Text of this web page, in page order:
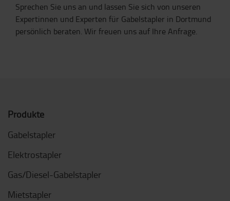
Sprechen Sie uns an und lassen Sie sich von unseren
Expertinnen und Experten für Gabelstapler in Dortmund
persönlich beraten. Wir freuen uns auf Ihre Anfrage.
Produkte
Gabelstapler
Elektrostapler
Gas/Diesel-Gabelstapler
Mietstapler